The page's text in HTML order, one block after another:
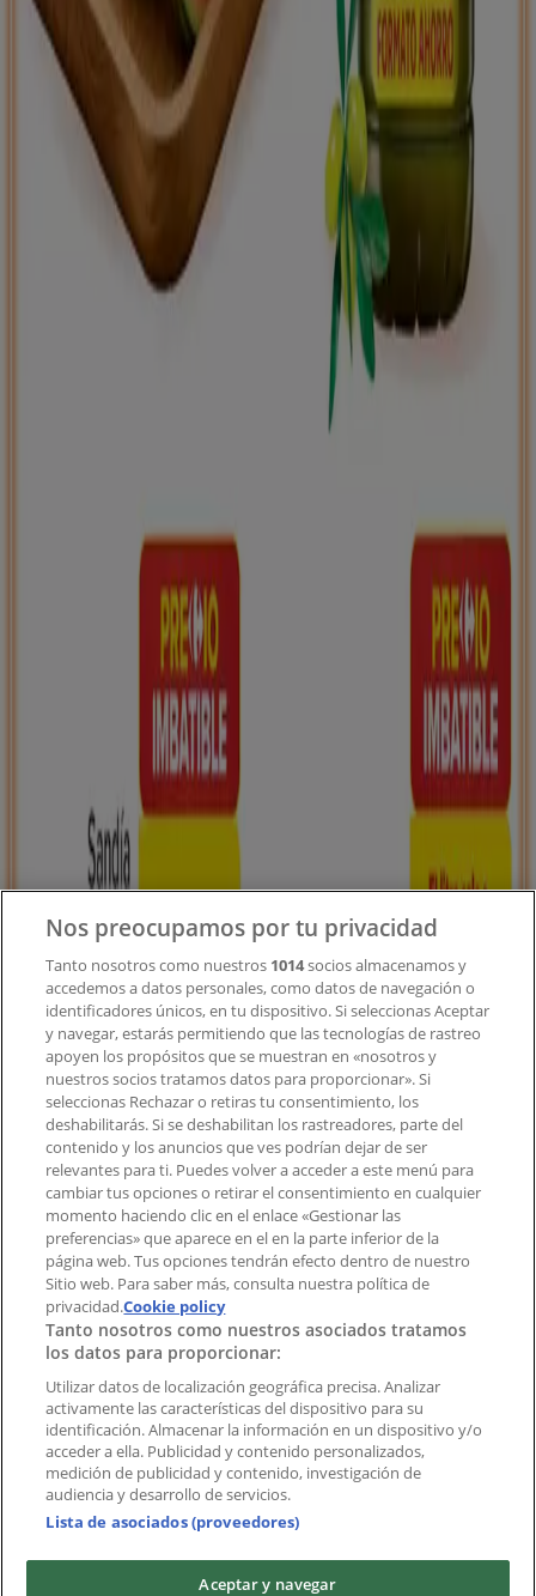
Tiendeo forma parte de Shopfully, la empresa
tecnológica que está reinventando las compras locales
en todo el mundo.
¿Qué hacemos?
Soluciones para empresas
Noticias y prensa
Trabaja con nosotros
Contacto comercial y de marketing
Tienda mal colocada en el mapa
Notificar un folleto
¿Encontraste un problema en la web o en la
aplicación?
Índices
Marcas
Marcas locales
Negocios
Negocios cercanos
Productos
Productos locales
Ciudades
Descargar la APP Tiendeo
Nos preocupamos por tu privacidad
Tanto nosotros como nuestros 1014socios almacenamos y
accedemos a datos personales, como datos de navegación o
identificadores únicos, en tu dispositivo. Si seleccionas Aceptar
y navegar, estarás permitiendo que las tecnologías de rastreo
apoyen los propósitos que se muestran en «nosotros y
nuestros socios tratamos datos para proporcionar». Si
seleccionas Rechazar o retiras tu consentimiento, los
deshabilitarás. Si se deshabilitan los rastreadores, parte del
contenido y los anuncios que ves podrían dejar de ser
relevantes para ti. Puedes volver a acceder a este menú para
cambiar tus opciones o retirar el consentimiento en cualquier
momento haciendo clic en el enlace «Gestionar las
preferencias» que aparece en el en la parte inferior de la
página web. Tus opciones tendrán efecto dentro de nuestro
Sitio web. Para saber más, consulta nuestra política de
privacidad.Cookie policy
Tanto nosotros como nuestros asociados tratamos
los datos para proporcionar:
Utilizar datos de localización geográfica precisa. Analizar
activamente las características del dispositivo para su
identificación. Almacenar la información en un dispositivo y/o
acceder a ella. Publicidad y contenido personalizados,
medición de publicidad y contenido, investigación de
audiencia y desarrollo de servicios.
Lista de asociados (proveedores)
Aceptar y navegar